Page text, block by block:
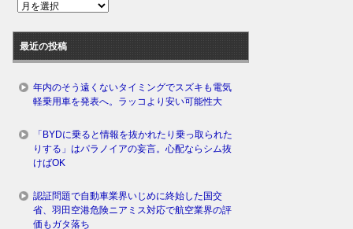
過
ロ
グ
最近の投稿
年内のそう遠くないタイミングでスズキも電気
軽乗用車を発表へ。ラッコより安い可能性大
「BYDに乗ると情報を抜かれたり乗っ取られた
りする」はパラノイアの妄言。心配ならシム抜
けばOK
認証問題で自動車業界いじめに終始した国交
省、羽田空港危険ニアミス対応で航空業界の評
価もガタ落ち